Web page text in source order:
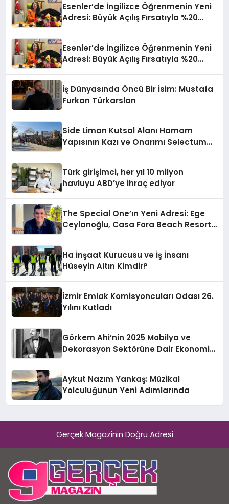
Esenler’de İngilizce Öğrenmenin Yeni
Adresi: Büyük Açılış Fırsatıyla %20
Esenler’de İngilizce Öğrenmenin Yeni
Adresi: Büyük Açılış Fırsatıyla %20
İş Dünyasında Öncü Bir İsim: Mustafa
Furkan Türkarslan
Side Liman Kutsal Alanı Hamam
Yapısının Kazı ve Onarımı Selectum
Türk girişimci, her yıl 10 milyon
havluyu ABD’ye ihraç ediyor
The Special One’ın Yeni Adresi: Ege
Ceylanoğlu, Casa Fora Beach Resort
Ha İnşaat Kurucusu ve İş İnsanı
Hüseyin Altın Kimdir?
İzmir Emlak Komisyoncuları Odası 26.
Yılını Kutladı
Görkem Ahi’nin 2025 Mobilya ve
Dekorasyon Sektörüne Dair Ekonomik
Aykut Nazım Yankaş: Müzikal
Yolculuğunun Yeni Adımlarında
Gerçek Magazinin Doğru Adresi